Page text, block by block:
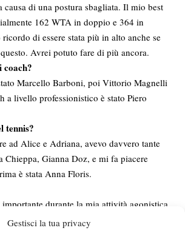
Gestisci la tua privacy
causa di una postura sbagliata. Il mio best
162 WTA in doppio e 364 in
di essere stata più in alto anche se
Avrei potuto fare di più ancora.
coach?
Marcello Barboni, poi Vittorio Magnelli
a livello professionistico è stato Piero
tennis?
ad Alice e Adriana, avevo davvero tante
Chieppa, Gianna Doz, e mi fa piacere
è stata Anna Floris.
durante la mia attività agonistica
di avere una famiglia è un mio desiderio.